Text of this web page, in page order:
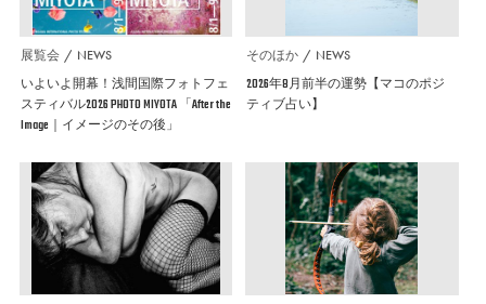
展覧会 NEWS
いよいよ開幕！浅間国際フォトフェ
スティバル2026 PHOTO MIYOTA 「After the
Image｜イメージのその後」
そのほか NEWS
2026年8月前半の運勢【マコのポジ
ティブ占い】